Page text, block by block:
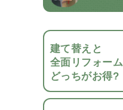
建て替えと
全面リフォーム
どっちがお得?